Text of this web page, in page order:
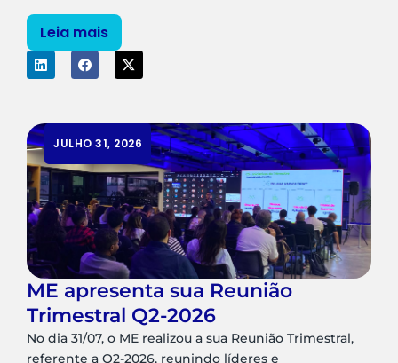
Leia mais
JULHO 31, 2026
ME apresenta sua Reunião
Trimestral Q2-2026
No dia 31/07, o ME realizou a sua Reunião Trimestral,
referente a Q2-2026, reunindo líderes e